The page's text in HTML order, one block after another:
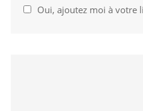
Oui, ajoutez moi à votre